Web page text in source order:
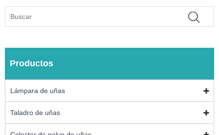
Productos
Lámpara de uñas
Taladro de uñas